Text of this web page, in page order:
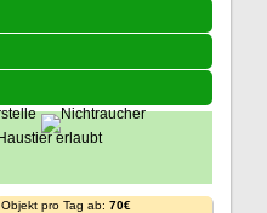
Objekt pro Tag ab: 70€